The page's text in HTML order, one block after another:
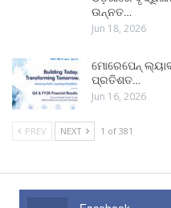
ଉନ୍ନତ…
Jun 18, 2026
ମୋରେପେନ୍
ପ୍ରତିଶତ…
Jun 16, 2026
PREV NEXT 1 of 381